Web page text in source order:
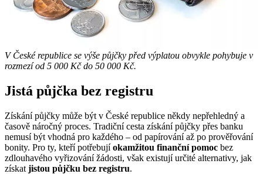
V České republice se výše půjčky před výplatou obvykle pohybuje v
rozmezí od 5 000 Kč do 50 000 Kč.
Jistá půjčka bez registru
Získání půjčky může být v České republice někdy nepřehledný a
časově náročný proces. Tradiční cesta získání půjčky přes banku
nemusí být vhodná pro každého – od papírování až po prověřování
bonity. Pro ty, kteří potřebujíokamžitou finanční pomoc bez
zdlouhavého vyřizování žádosti, však existují určité alternativy, jak
získat jistou půjčku bez registru.